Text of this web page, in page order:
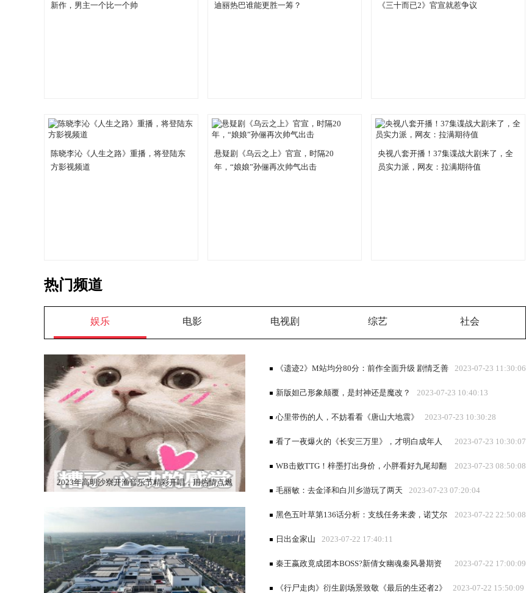
新作，男主一个比一个帅
迪丽热巴谁能更胜一筹？
《三十而已2》官宣就惹争议
陈晓李沁《人生之路》重播，将登陆东
方影视频道
悬疑剧《乌云之上》官宣，时隔20
年，“娘娘”孙俪再次帅气出击
央视八套开播！37集谍战大剧来了，全
员实力派，网友：拉满期待值
热门频道
娱乐 电影 电视剧 综艺 社会
2023年高明沙寮开渔音乐节精彩开唱，用热情点燃
2023-07-23 11:30:06
《遗迹2》M站均分80分：前作全面升级 剧情乏善
可陈 2023-07-23 10:40:13
新版妲己形象颠覆，是封神还是魔改？
2023-07-23 10:30:28
心里带伤的人，不妨看看《唐山大地震》
2023-07-23 10:30:07
看了一夜爆火的《长安三万里》，才明白成年人
的辛酸，都被他说尽了 2023-07-23 08:50:08
WB击败TTG！梓墨打出身价，小胖看好九尾却翻
车，AG迎来关键一战 2023-07-23 07:20:04
毛丽敏：去金泽和白川乡游玩了两天
2023-07-22 22:50:08
黑色五叶草第136话分析：支线任务来袭，诺艾尔
再次突破极限！2023-07-22 17:40:11
日出金家山
2023-07-22 17:00:09
秦王嬴政竟成团本BOSS?新倩女幽魂秦风暑期资
料片“反转”不停! 2023-07-22 15:50:09
《行尸走肉》衍生剧场景致敬《最后的生还者2》